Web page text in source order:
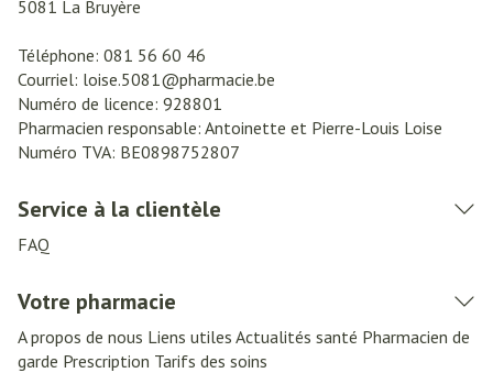
5081 La Bruyère
Téléphone: 081 56 60 46
Courriel: loise.5081@pharmacie.be
Numéro de licence: 928801
Pharmacien responsable: Antoinette et Pierre-Louis Loise
Numéro TVA: BE0898752807
Service à la clientèle
FAQ
Votre pharmacie
A propos de nous Liens utiles Actualités santé Pharmacien de
garde Prescription Tarifs des soins